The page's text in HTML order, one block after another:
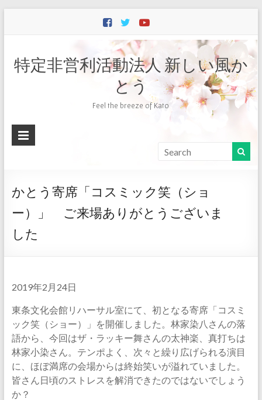
特定非営利活動法人 新しい風か
とう
Feel the breeze of Kato
かとう寄席「コスミック笑（ショ
ー）」 ご来場ありがとうございま
した
2019年2月24日
東条文化会館リハーサル室にて、初となる寄席「コスミ
ック笑（ショー）」を開催しました。林家染八さんの落
語から、今回はザ・ラッキー舞さんの太神楽、真打ちは
林家小染さん。テンポよく、次々と繰り広げられる演目
に、ほぼ満席の会場からは終始笑いが溢れていました。
皆さん日頃のストレスを解消できたのではないでしょう
か？